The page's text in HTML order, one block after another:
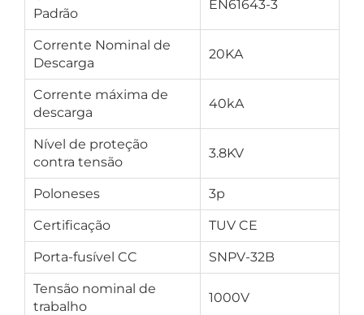
Padrão
EN61643-3
Corrente Nominal de
Descarga
20KA
Corrente máxima de
descarga
40kA
Nível de proteção
contra tensão
3.8KV
Poloneses 3p
Certificação TUV CE
Porta-fusível CC SNPV-32B
Tensão nominal de
trabalho
1000V